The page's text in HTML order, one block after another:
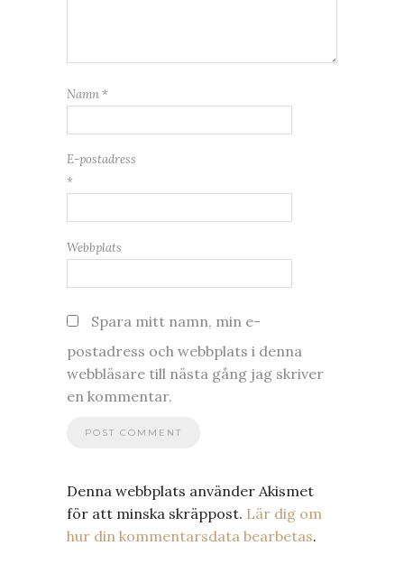
Namn *
E-postadress
*
Webbplats
Spara mitt namn, min e-
postadress och webbplats i denna
webbläsare till nästa gång jag skriver
en kommentar.
Denna webbplats använder Akismet
för att minska skräppost. Lär dig om
hur din kommentarsdata bearbetas.